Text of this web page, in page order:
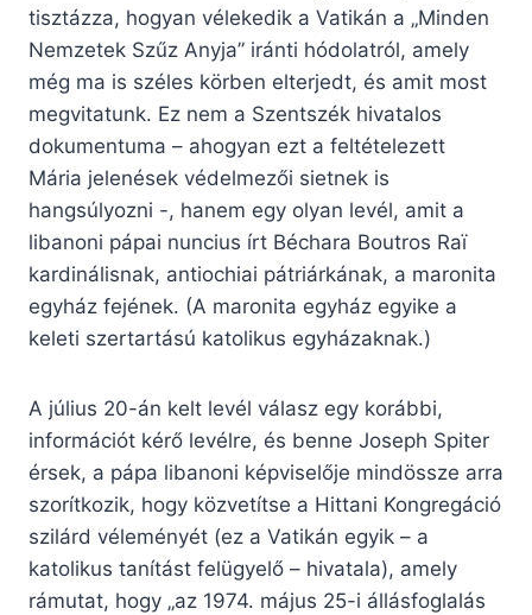
tisztázza, hogyan vélekedik a Vatikán a „Minden
Nemzetek Szűz Anyja” iránti hódolatról, amely
még ma is széles körben elterjedt, és amit most
megvitatunk. Ez nem a Szentszék hivatalos
dokumentuma – ahogyan ezt a feltételezett
Mária jelenések védelmezői sietnek is
hangsúlyozni -, hanem egy olyan levél, amit a
libanoni pápai nuncius írt Béchara Boutros Raï
kardinálisnak, antiochiai pátriárkának, a maronita
egyház fejének. (A maronita egyház egyike a
keleti szertartású katolikus egyházaknak.)
A július 20-án kelt levél válasz egy korábbi,
információt kérő levélre, és benne Joseph Spiter
érsek, a pápa libanoni képviselője mindössze arra
szorítkozik, hogy közvetítse a Hittani Kongregáció
szilárd véleményét (ez a Vatikán egyik – a
katolikus tanítást felügyelő – hivatala), amely
rámutat, hogy „az 1974. május 25-i állásfoglalás